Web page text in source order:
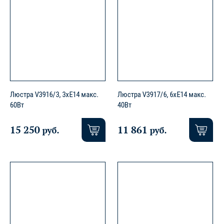
Люстра V3916/3, 3xE14 макс.
60Вт
15 250 руб.
Люстра V3917/6, 6xE14 макс.
40Вт
11 861 руб.